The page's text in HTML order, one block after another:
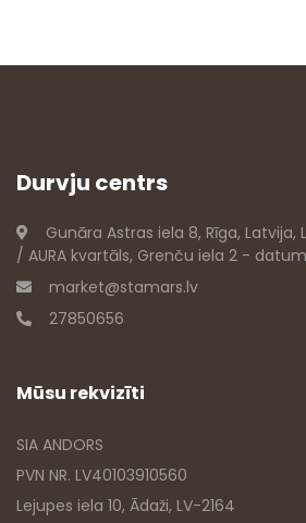
Durvju centrs
Gunāra Astras iela 8, Rīga, Latvija,
/ AURA kvartāls, Grenču iela 2 -
market@stamars.lv
27850656
Mūsu rekvizīti
SIA ANDORS
PVN NR. LV40103910560
Lejupes iela 10, Ādaži, LV-2164